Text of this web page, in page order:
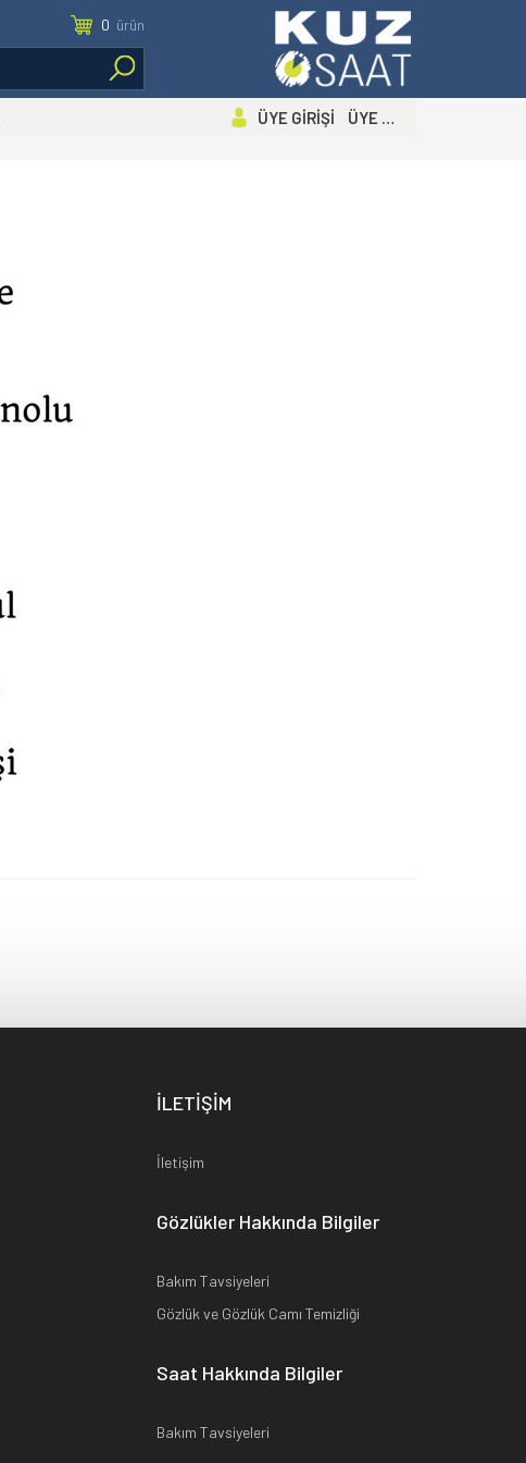
0 ürün
ÜYE GİRİŞİ ÜYE OL
İLETİŞİM
İletişim
Gözlükler Hakkında Bilgiler
Bakım Tavsiyeleri
Gözlük ve Gözlük Camı Temizliği
Saat Hakkında Bilgiler
Bakım Tavsiyeleri